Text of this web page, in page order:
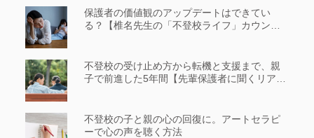
保護者の価値観のアップデートはできてい
る？【椎名先生の「不登校ライフ」カウンセ
不登校の受け止め方から転機と支援まで、親
子で前進した5年間【先輩保護者に聞くリアル
不登校の子と親の心の回復に。アートセラピ
ーで心の声を聴く方法